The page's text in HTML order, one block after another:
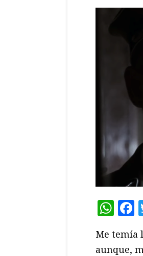
Me temía
aunque,